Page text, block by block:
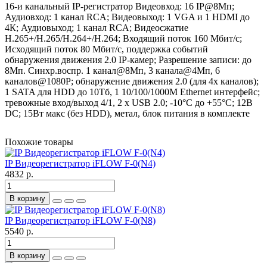
16-и канальный IP-регистратор Видеовход: 16 IP@8Мп;
Аудиовход: 1 канал RCA; Видеовыход: 1 VGA и 1 HDMI до
4К; Аудиовыход; 1 канал RCA; Видеосжатие
H.265+/H.265/H.264+/H.264; Входящий поток 160 Мбит/с;
Исходящий поток 80 Мбит/с, поддержка событий
обнаружения движения 2.0 IP-камер; Разрешение записи: до
8Мп. Синхр.воспр. 1 канал@8Мп, 3 канала@4Мп, 6
каналов@1080P; обнаружение движения 2.0 (для 4х каналов);
1 SATA для HDD до 10Тб, 1 10/100/1000M Ethernet интерфейс;
тревожные вход/выход 4/1, 2 х USB 2.0; -10°C до +55°C; 12В
DC; 15Вт макс (без HDD), метал, блок питания в комплекте
Похожие товары
IP Видеорегистратор iFLOW F-0(N4)
4832 р.
В корзину
IP Видеорегистратор iFLOW F-0(N8)
5540 р.
В корзину